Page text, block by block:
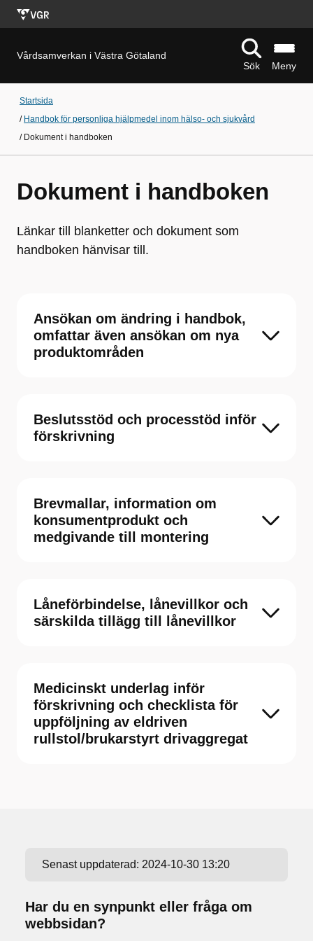
Vårdsamverkan i Västra Götaland
Sök
Meny
Startsida
/ Handbok för personliga hjälpmedel inom hälso- och sjukvård
/ Dokument i handboken
Dokument i handboken
Länkar till blanketter och dokument som
handboken hänvisar till.
Ansökan om ändring i handbok,
omfattar även ansökan om nya
produktområden
Beslutsstöd och processtöd inför
förskrivning
Brevmallar, information om
konsumentprodukt och
medgivande till montering
Låneförbindelse, lånevillkor och
särskilda tillägg till lånevillkor
Medicinskt underlag inför
förskrivning och checklista för
uppföljning av eldriven
rullstol/brukarstyrt drivaggregat
Senast uppdaterad: 2024-10-30 13:20
Har du en synpunkt eller fråga om
webbsidan?